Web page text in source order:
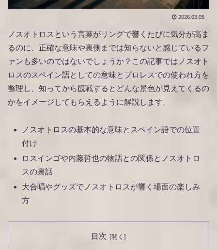
2026.03.05
ノスオトロスという言葉がリングで響くたびに気分が高ま
るのに、正確な意味や裏側までは知らないと感じているフ
ァンも多いのではないでしょうか？この記事ではノスオト
ロスのスペイン語としての意味とプロレスでの使われ方を
整理し、知ってから観戦するとどんな景色が見えてくるの
かをイメージしてもらえるように解説します。
ノスオトロスの基本的な意味とスペイン語での位置
付け
ロスインゴや内藤哲也の物語との関係とノスオトロ
スの裏話
大合唱やグッズでノスオトロスが響く場面の楽しみ
方
目次